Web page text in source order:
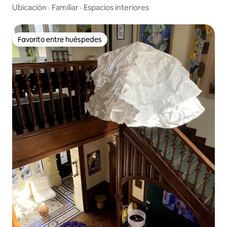
Ubicación · Familiar · Espacios interiores
Favorito entre huéspedes
Favorito entre huéspedes